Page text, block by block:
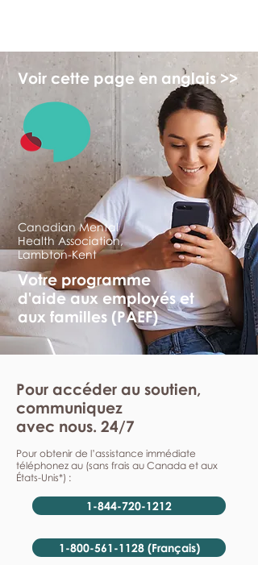
Voir cette page en anglais >>
Canadian Mental
Health Association,
Lambton-Kent
Votre programme
d'aide aux employés et
aux familles (PAEF)
Pour accéder au soutien,
communiquez
avec nous. 24/7
Pour obtenir de l’assistance immédiate
téléphonez au (sans frais au Canada et aux
États-Unis*) :
1-844-720-1212
1-800-561-1128 (Français)